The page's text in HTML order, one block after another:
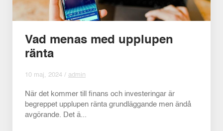
Vad menas med upplupen
ränta
10 maj, 2024 / admin
När det kommer till finans och investeringar är
begreppet upplupen ränta grundläggande men ändå
avgörande. Det ä...